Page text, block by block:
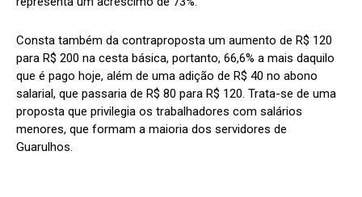
Consta também da contraproposta um aumento de R$ 120
para R$ 200 na cesta básica, portanto, 66,6% a mais daquilo
que é pago hoje, além de uma adição de R$ 40 no abono
salarial, que passaria de R$ 80 para R$ 120. Trata-se de uma
proposta que privilegia os trabalhadores com salários
menores, que formam a maioria dos servidores de
Guarulhos.